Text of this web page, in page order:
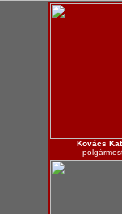
Kovács